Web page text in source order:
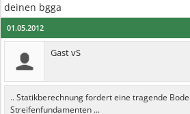
deinen bgga
01.05.2012
Gast vS
.. Statikberechnung fordert eine tragende
Streifenfundamenten ...